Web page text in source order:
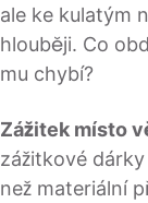
ale ke kulatým
hlouběji. Co
mu chybí?
Zážitek místo
zážitkové
než materiální